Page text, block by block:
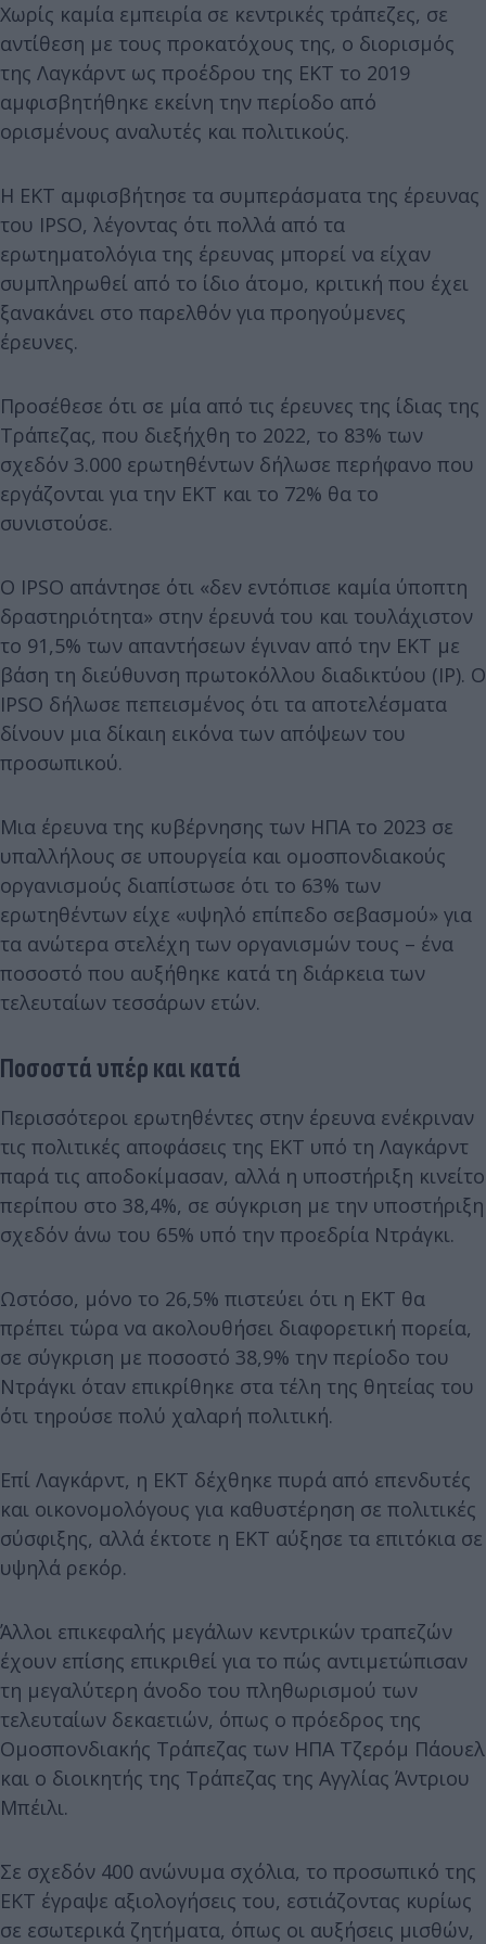
Χωρίς καμία εμπειρία σε κεντρικές τράπεζες, σε
αντίθεση με τους προκατόχους της, ο διορισμός
της Λαγκάρντ ως προέδρου της ΕΚΤ το 2019
αμφισβητήθηκε εκείνη την περίοδο από
ορισμένους αναλυτές και πολιτικούς.
Η ΕΚΤ αμφισβήτησε τα συμπεράσματα της έρευνας
του IPSO, λέγοντας ότι πολλά από τα
ερωτηματολόγια της έρευνας μπορεί να είχαν
συμπληρωθεί από το ίδιο άτομο, κριτική που έχει
ξανακάνει στο παρελθόν για προηγούμενες
έρευνες.
Προσέθεσε ότι σε μία από τις έρευνες της ίδιας της
Τράπεζας, που διεξήχθη το 2022, το 83% των
σχεδόν 3.000 ερωτηθέντων δήλωσε περήφανο που
εργάζονται για την ΕΚΤ και το 72% θα το
συνιστούσε.
Ο IPSO απάντησε ότι «δεν εντόπισε καμία ύποπτη
δραστηριότητα» στην έρευνά του και τουλάχιστον
το 91,5% των απαντήσεων έγιναν από την ΕΚΤ με
βάση τη διεύθυνση πρωτοκόλλου διαδικτύου (IP). Ο
IPSO δήλωσε πεπεισμένος ότι τα αποτελέσματα
δίνουν μια δίκαιη εικόνα των απόψεων του
προσωπικού.
Μια έρευνα της κυβέρνησης των ΗΠΑ το 2023 σε
υπαλλήλους σε υπουργεία και ομοσπονδιακούς
οργανισμούς διαπίστωσε ότι το 63% των
ερωτηθέντων είχε «υψηλό επίπεδο σεβασμού» για
τα ανώτερα στελέχη των οργανισμών τους – ένα
ποσοστό που αυξήθηκε κατά τη διάρκεια των
τελευταίων τεσσάρων ετών.
Ποσοστά υπέρ και κατά
Περισσότεροι ερωτηθέντες στην έρευνα ενέκριναν
τις πολιτικές αποφάσεις της ΕΚΤ υπό τη Λαγκάρντ
παρά τις αποδοκίμασαν, αλλά η υποστήριξη κινείτο
περίπου στο 38,4%, σε σύγκριση με την υποστήριξη
σχεδόν άνω του 65% υπό την προεδρία Ντράγκι.
Ωστόσο, μόνο το 26,5% πιστεύει ότι η ΕΚΤ θα
πρέπει τώρα να ακολουθήσει διαφορετική πορεία,
σε σύγκριση με ποσοστό 38,9% την περίοδο του
Ντράγκι όταν επικρίθηκε στα τέλη της θητείας του
ότι τηρούσε πολύ χαλαρή πολιτική.
Επί Λαγκάρντ, η ΕΚΤ δέχθηκε πυρά από επενδυτές
και οικονομολόγους για καθυστέρηση σε πολιτικές
σύσφιξης, αλλά έκτοτε η ΕΚΤ αύξησε τα επιτόκια σε
υψηλά ρεκόρ.
Άλλοι επικεφαλής μεγάλων κεντρικών τραπεζών
έχουν επίσης επικριθεί για το πώς αντιμετώπισαν
τη μεγαλύτερη άνοδο του πληθωρισμού των
τελευταίων δεκαετιών, όπως ο πρόεδρος της
Ομοσπονδιακής Τράπεζας των ΗΠΑ Τζερόμ Πάουελ
και ο διοικητής της Τράπεζας της Αγγλίας Άντριου
Μπέιλι.
Σε σχεδόν 400 ανώνυμα σχόλια, το προσωπικό της
ΕΚΤ έγραψε αξιολογήσεις του, εστιάζοντας κυρίως
σε εσωτερικά ζητήματα, όπως οι αυξήσεις μισθών,